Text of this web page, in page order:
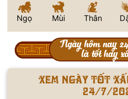
Ngọ Mùi Thân
Ngày hôm nay
là tốt hay
Xem ngày tốt
24/7/